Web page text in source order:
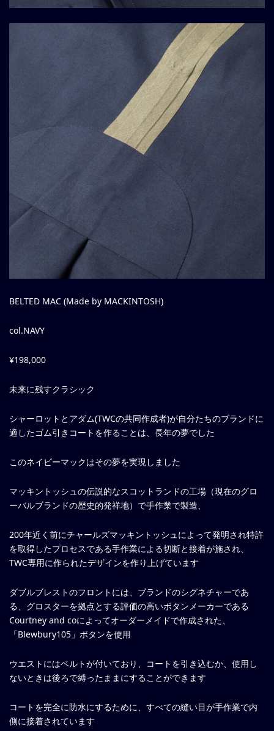
BELTED MAC (Made by MACKINTOSH)
col.NAVY
¥198,000
未来に残すクラシック
シャーロットとアダム(TWCの共同作成者)が自分たちのブランドに
適したゴム引きコートを作ることは、長年の夢でした
このネイビーマックはその夢を実現しました
マッキントッシュの伝説的なスコットランドの工場（現在のグロ
ーバルブランドの歴史的発祥地）で手作業で製造、
200年近く前にチャールズマッキントッシュによって発明され特許
を取得したプロセスである手作業による切断と接着が施され、
TWC専用に作られたデザインを作り上げています
ダブルブレストのフロントには、ブランドのシグネチャーであ
る、グロスターを拠点とする評価の高いボタンメーカーである
Courtney and coによってオーダーメイドで作成された、
「Blewbury105」ボタンを使用
ウエストにはベルトが付いており、コートを引き込むか、使用し
ないときは後ろで縛ったままにすることができます
コートを完全に防水にするために、すべての縫い目が手作業で内
側に接着されています